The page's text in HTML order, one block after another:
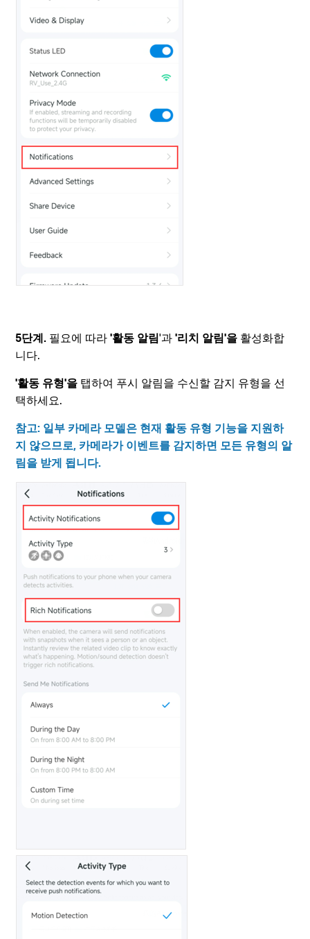
5단계. 필요에 따라'활동 알림'과'리치 알림'을 활성화합
니다.
'활동 유형'을 탭하여 푸시 알림을 수신할 감지 유형을 선
택하세요.
참고: 일부 카메라 모델은 현재 활동 유형 기능을 지원하
지 않으므로, 카메라가 이벤트를 감지하면 모든 유형의 알
림을 받게 됩니다.